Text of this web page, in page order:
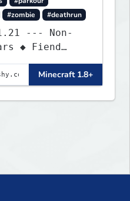
#zombie #deathrun
--- Non-
◆ Fiend
Minecraft 1.8+